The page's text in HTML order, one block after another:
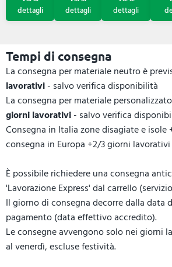
Tempi di consegna
La consegna per materiale neutro è
lavorativi- salvo verifica disponibilità
La consegna per materiale
giorni lavorativi- salvo verifica
Consegna in Italia zone disagiate e isole
consegna in Europa +2/3 giorni lavorativi
È possibile richiedere una consegna
'Lavorazione Express' dal carrello
Il giorno di consegna decorre dalla data
pagamento (data effettivo accredito).
Le consegne avvengono solo nei giorni
al venerdì, escluse festività.